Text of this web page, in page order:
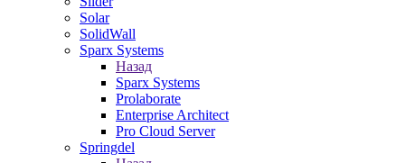
Solar
SolidWall
Sparx Systems
Назад
Sparx Systems
Prolaborate
Enterprise Architect
Pro Cloud Server
Springdel